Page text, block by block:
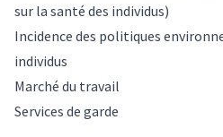
sur la santé des individus)
Incidence des politiques
individus
Marché du travail
Services de garde